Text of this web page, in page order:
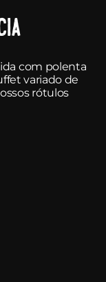
com polenta
variado de
rótulos